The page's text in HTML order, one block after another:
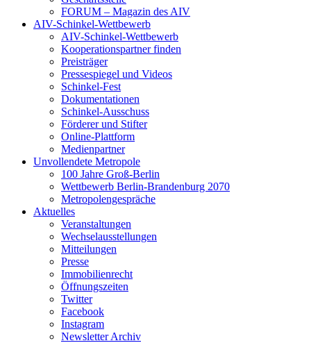
FORUM – Magazin des AIV
AIV-Schinkel-Wettbewerb
AIV-Schinkel-Wettbewerb
Kooperationspartner finden
Preisträger
Pressespiegel und Videos
Schinkel-Fest
Dokumentationen
Schinkel-Ausschuss
Förderer und Stifter
Online-Plattform
Medienpartner
Unvollendete Metropole
100 Jahre Groß-Berlin
Wettbewerb Berlin-Brandenburg 2070
Metropolengespräche
Aktuelles
Veranstaltungen
Wechselausstellungen
Mitteilungen
Presse
Immobilienrecht
Öffnungszeiten
Twitter
Facebook
Instagram
Newsletter Archiv